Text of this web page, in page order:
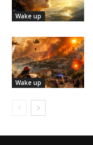
Wake up
Wake up